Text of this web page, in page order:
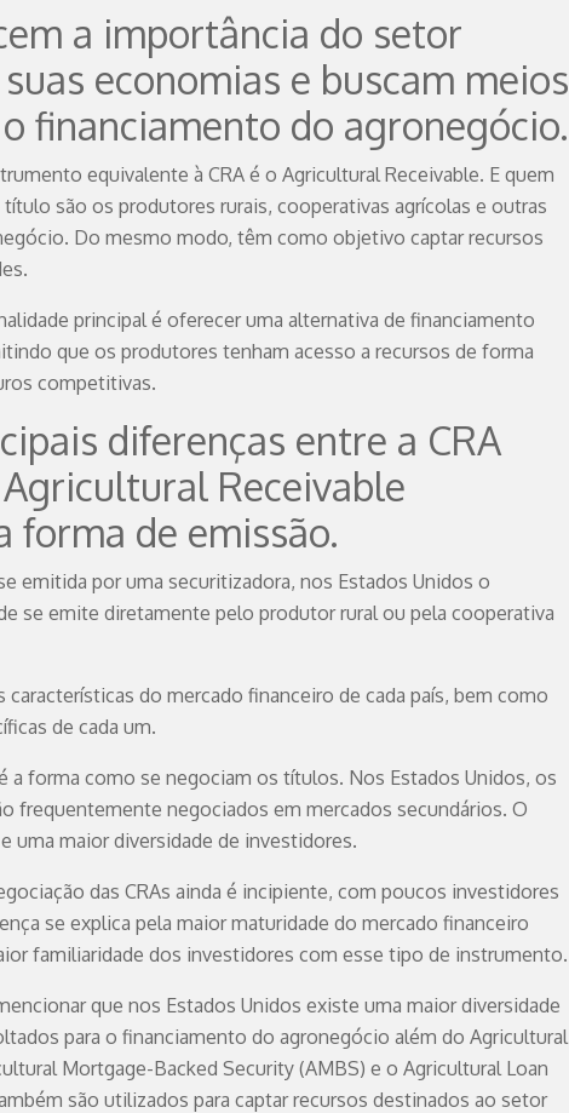
a importância do setor
economias e buscam meios
financiamento do agronegócio.
equivalente à CRA é o Agricultural Receivable. E quem
são os produtores rurais, cooperativas agrícolas e outras
Do mesmo modo, têm como objetivo captar recursos
principal é oferecer uma alternativa de financiamento
que os produtores tenham acesso a recursos de forma
competitivas.
diferenças entre a CRA
Receivable
forma de emissão.
emitida por uma securitizadora, nos Estados Unidos o
se emite diretamente pelo produtor rural ou pela cooperativa
características do mercado financeiro de cada país, bem como
de cada um.
a forma como se negociam os títulos. Nos Estados Unidos, os
frequentemente negociados em mercados secundários. O
uma maior diversidade de investidores.
das CRAs ainda é incipiente, com poucos investidores
se explica pela maior maturidade do mercado financeiro
familiaridade dos investidores com esse tipo de instrumento.
que nos Estados Unidos existe uma maior diversidade
para o financiamento do agronegócio além do Agricultural
Mortgage-Backed Security (AMBS) e o Agricultural Loan
são utilizados para captar recursos destinados ao setor